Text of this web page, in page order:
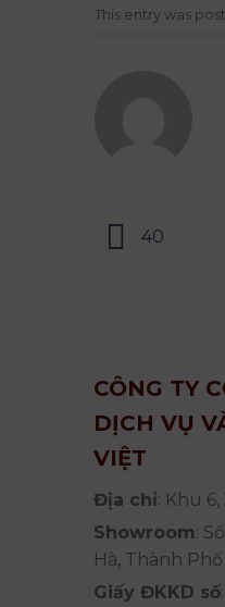
This entry was
40
CÔNG TY
DỊCH VỤ
VIỆT
Địa chỉ: Khu
Showroom:
Hà, Thành
Giấy ĐKKD số